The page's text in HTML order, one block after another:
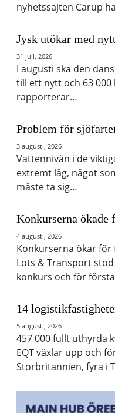
nyhetssajten Carup
Jysk utökar med
31 juli, 2026
I augusti ska den
till ett nytt och 63
rapporterar…
Problem för
3 augusti, 2026
Vattennivån i de
extremt låg, något
måste ta sig…
Konkurserna ökade
4 augusti, 2026
Konkurserna ökar för
Lots & Transport
konkurs och för
14
5 augusti, 2026
457 000 fullt uthyrda
EQT växlar upp och
Storbritannien, fyra i